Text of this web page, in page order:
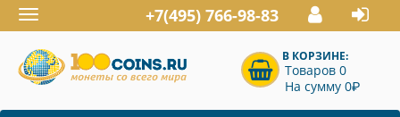
Toggle
navigation
+7(495) 766-98-83
В КОРЗИНЕ:
Товаров 0
На сумму 0P